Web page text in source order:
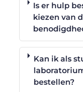
Is er hulp
kiezen van
Kan ik als
bestellen?